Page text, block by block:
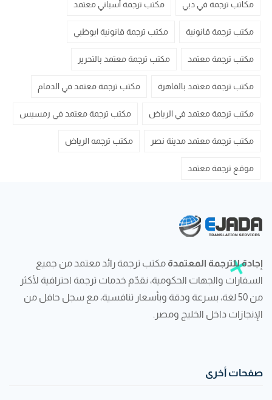
مكاتب ترجمة في دبي مكتب ترجمة أسباني معتمد
مكتب ترجمة قانونية مكتب ترجمة قانونية ابوظبي
مكتب ترجمة معتمد مكتب ترجمة معتمد بالتحرير
مكتب ترجمة معتمد بالقاهرة مكتب ترجمة معتمد في الدمام
مكتب ترجمة معتمد في الرياض مكتب ترجمة معتمد في رمسيس
مكتب ترجمة معتمد مدينة نصر مكتب ترجمه الرياض
موقع ترجمة معتمد
إجادة للترجمة المعتمدة مكتب ترجمة رائد معتمد من جميع
السفارات والجهات الحكومية، نقدّم خدمات ترجمة احترافية لأكثر
من 50 لغة، بسرعة ودقة وبأسعار تنافسية، مع سجل حافل من
الإنجازات داخل الخليج ومصر.
صفحات أخرى